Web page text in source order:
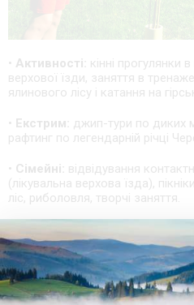
• Активності: кінні прогулянки
верхової їзди, заняття в
ялинового лісу і катання на
• Екстрим: джип-тури по диких
рафтинг по легендарній річці
• Сімейні: відвідування
(лікувальна верхова їзда),
ліс, риболовля, творчі заняття.
Релакс:медитація, йога,
ялівцевій галявині та на
пілінг.
Смачні традиції